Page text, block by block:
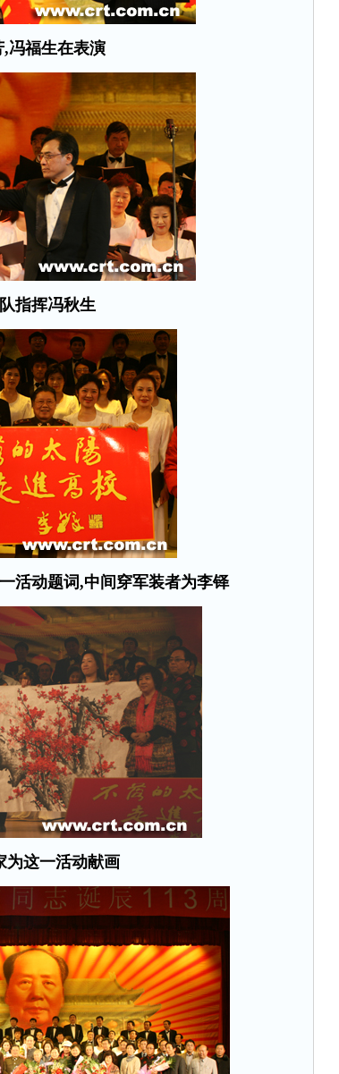
,冯福生在表演
指挥冯秋生
活动题词,中间穿军装者为李铎
为这一活动献画